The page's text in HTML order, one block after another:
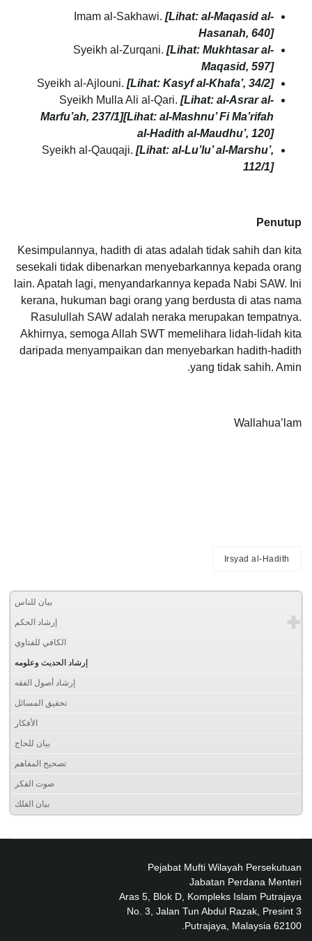
Imam al-Sakhawi. [Lihat: al-Maqasid al-
Hasanah, 640]
Syeikh al-Zurqani. [Lihat: Mukhtasar al-
Maqasid, 597]
Syeikh al-Ajlouni. [Lihat: Kasyf al-Khafa’, 34/2]
Syeikh Mulla Ali al-Qari. [Lihat: al-Asrar al-
Marfu’ah, 237/1][Lihat: al-Mashnu’ Fi Ma’rifah
al-Hadith al-Maudhu’, 120]
Syeikh al-Qauqaji. [Lihat: al-Lu’lu’ al-Marshu’,
112/1]
Penutup
Kesimpulannya, hadith di atas adalah tidak sahih dan kita
sesekali tidak dibenarkan menyebarkannya kepada orang
lain. Apatah lagi, menyandarkannya kepada Nabi SAW. Ini
kerana, hukuman bagi orang yang berdusta di atas nama
Rasulullah SAW adalah neraka merupakan tempatnya.
Akhirnya, semoga Allah SWT memelihara lidah-lidah kita
daripada menyampaikan dan menyebarkan hadith-hadith
yang tidak sahih. Amin.
Wallahua’lam
Irsyad al-Hadith
بيان للناس
إرشاد الحكم
الكافي للفتاوي
إرشاد الحديث وعلومه
إرشاد أصول الفقه
تحقيق المسائل
الأفكار
بيان للحاج
تصحيح المفاهم
صوت الفكر
بيان الفلك
Pejabat Mufti Wilayah Persekutuan
Jabatan Perdana Menteri
Aras 5, Blok D, Kompleks Islam Putrajaya
No. 3, Jalan Tun Abdul Razak, Presint 3
62100 Putrajaya, Malaysia.